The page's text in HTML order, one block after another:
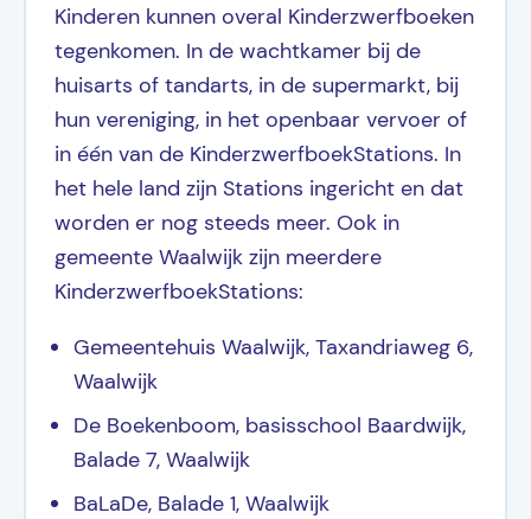
Kinderen kunnen overal Kinderzwerfboeken
tegenkomen. In de wachtkamer bij de
huisarts of tandarts, in de supermarkt, bij
hun vereniging, in het openbaar vervoer of
in één van de KinderzwerfboekStations. In
het hele land zijn Stations ingericht en dat
worden er nog steeds meer. Ook in
gemeente Waalwijk zijn meerdere
KinderzwerfboekStations:
Gemeentehuis Waalwijk, Taxandriaweg 6,
Waalwijk
De Boekenboom, basisschool Baardwijk,
Balade 7, Waalwijk
BaLaDe, Balade 1, Waalwijk